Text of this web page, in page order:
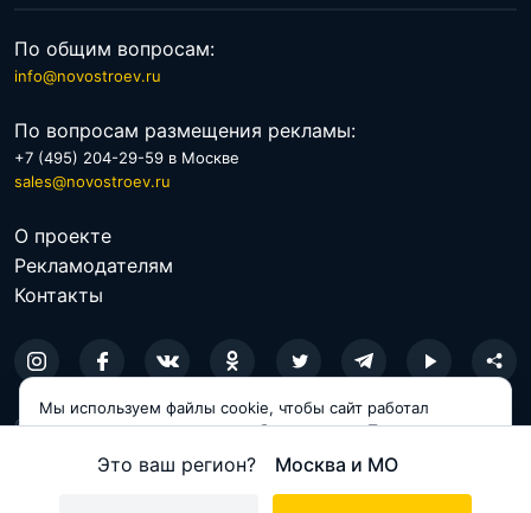
Это ваш регион? Москва и МО
По общим вопросам:
info@novostroev.ru
По вопросам размещения рекламы:
+7 (495) 204-29-59 в Москве
sales@novostroev.ru
О проекте
Рекламодателям
Контакты
© 2026 NOVOSTROEV.RU
Политика обработки персональных данных
Мы используем файлы cookie, чтобы сайт работал
корректно и становился удобнее для вас. Продолжая